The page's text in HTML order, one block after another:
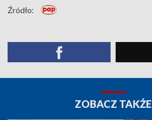
Źródło:
ZOBACZ TAKŻE